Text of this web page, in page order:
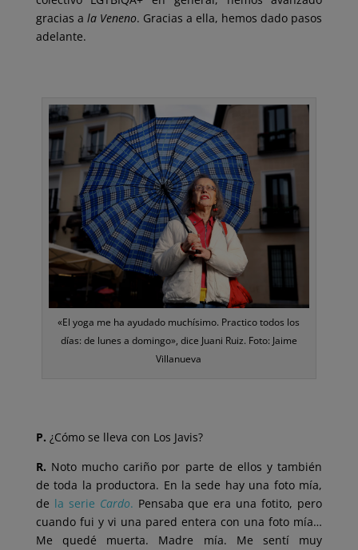
gracias a la Veneno. Gracias a ella, hemos dado pasos
adelante.
«El yoga me ha ayudado muchísimo. Practico todos los
días: de lunes a domingo», dice Juani Ruiz. Foto: Jaime
Villanueva
P. ¿Cómo se lleva con Los Javis?
R. Noto mucho cariño por parte de ellos y también
de toda la productora. En la sede hay una foto mía,
de la serie Cardo. Pensaba que era una fotito, pero
cuando fui y vi una pared entera con una foto mía…
Me quedé muerta. Madre mía. Me sentí muy